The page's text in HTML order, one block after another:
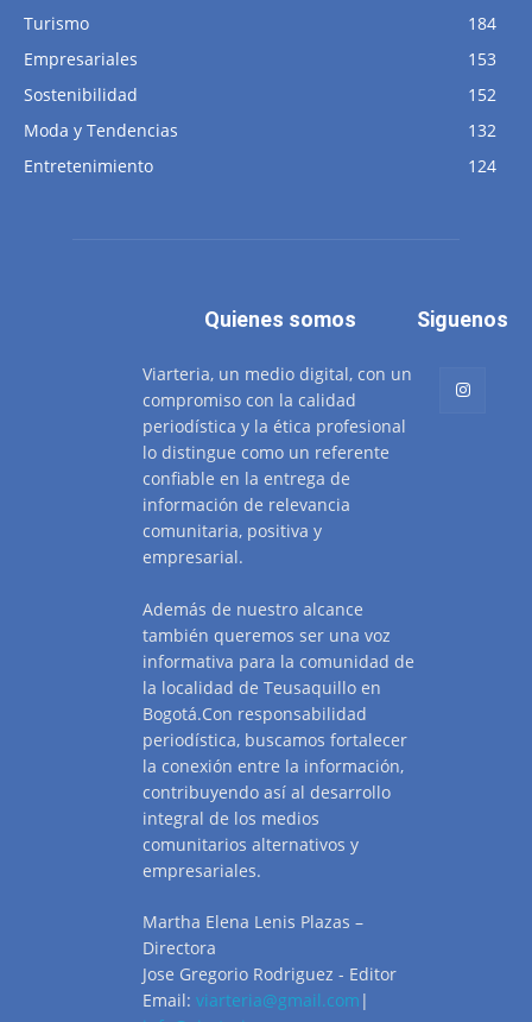
Turismo
184
Empresariales
153
Sostenibilidad
152
Moda y Tendencias
132
Entretenimiento
124
Quienes somos
Viarteria, un medio digital, con un
compromiso con la calidad
periodística y la ética profesional
lo distingue como un referente
confiable en la entrega de
información de relevancia
comunitaria, positiva y
empresarial.
Además de nuestro alcance
también queremos ser una voz
informativa para la comunidad de
la localidad de Teusaquillo en
Bogotá.Con responsabilidad
periodística, buscamos fortalecer
la conexión entre la información,
contribuyendo así al desarrollo
integral de los medios
comunitarios alternativos y
empresariales.
Martha Elena Lenis Plazas –
Directora
Jose Gregorio Rodriguez - Editor
Email: viarteria@gmail.com |
Siguenos